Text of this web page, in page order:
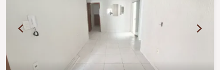
integração dos ambientes; Pontos para ar-
condicionado em todos os quartos e na sala;
Sistema de energia fotovoltaica para chuveiros e
torneiras; Iluminação completa em LED; Louças
Deca; Metais Tramontina; Projeto moderno com
excelente distribuição dos ambientes, conforto e